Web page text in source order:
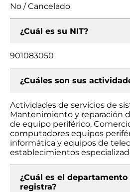
No / Cancelado
¿Cuál es su NIT?
901083050
¿Cuáles son sus
Actividades de servicios de
Mantenimiento y reparación
de equipo periférico,
computadores equipos
informática y equipos de
establecimientos
¿Cuál es el departamento
registra?